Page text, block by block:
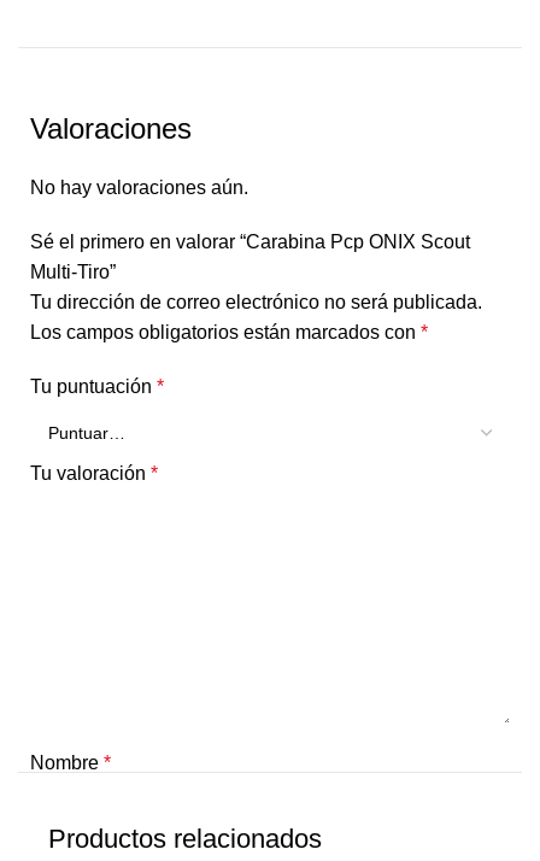
Valoraciones
No hay valoraciones aún.
Sé el primero en valorar “Carabina Pcp ONIX Scout
Multi-Tiro”
Tu dirección de correo electrónico no será publicada.
Los campos obligatorios están marcados con *
Tu puntuación *
Tu valoración *
Nombre *
Productos relacionados